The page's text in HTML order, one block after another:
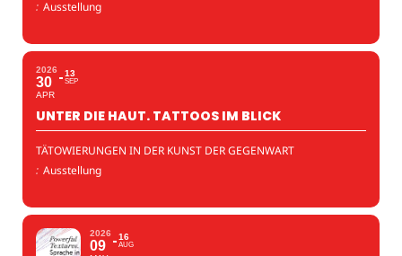
: Ausstellung
2026
30
APR
13
SEP
UNTER DIE HAUT. TATTOOS IM BLICK
TÄTOWIERUNGEN IN DER KUNST DER GEGENWART
: Ausstellung
2026
09
16
AUG